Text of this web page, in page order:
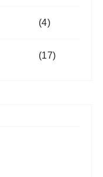
(4)
(17)